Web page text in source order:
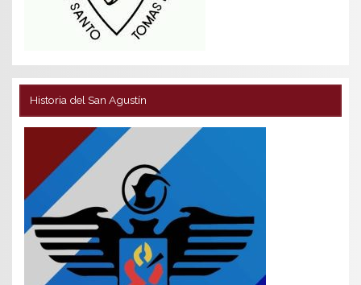
Historia del San Agustín